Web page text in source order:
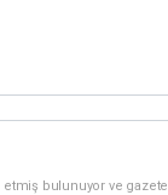
etmiş bulunuyor ve